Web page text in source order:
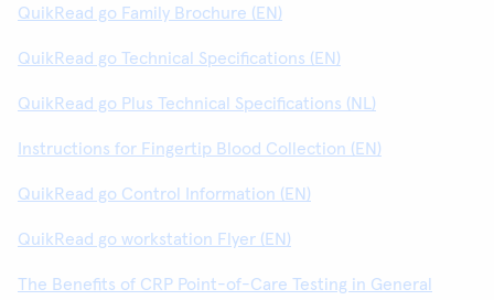
QuikRead go Family Brochure (EN)
QuikRead go Technical Specifications (EN)
QuikRead go Plus Technical Specifications (NL)
Instructions for Fingertip Blood Collection (EN)
QuikRead go Control Information (EN)
QuikRead go workstation Flyer (EN)
The Benefits of CRP Point-of-Care Testing in General